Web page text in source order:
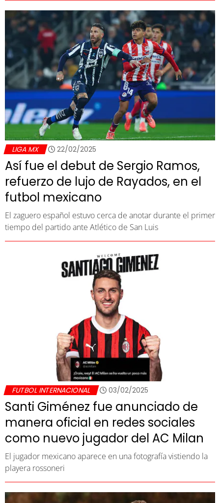
LIGA MX 22/02/2025
Así fue el debut de Sergio Ramos,
refuerzo de lujo de Rayados, en el
futbol mexicano
El zaguero español estuvo cerca de anotar durante el primer
tiempo del partido ante Atlético de San Luis
FUTBOL INTERNACIONAL 03/02/2025
Santi Giménez fue anunciado de
manera oficial en redes sociales
como nuevo jugador del AC Milan
El jugador mexicano aparece en una fotografía vistiendo la
playera rossoneri